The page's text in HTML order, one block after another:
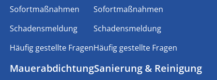
Sofortmaßnahmen
Schadensmeldung
Häufig gestellte Fragen
Sofortmaßnahmen
Schadensmeldung
Häufig gestellte Fragen
MauerabdichtungSanierung & Reinigung